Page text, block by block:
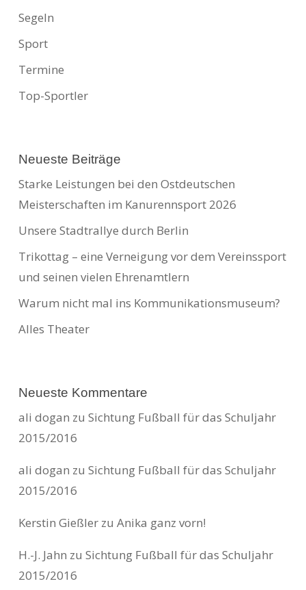
Segeln
Sport
Termine
Top-Sportler
Neueste Beiträge
Starke Leistungen bei den Ostdeutschen
Meisterschaften im Kanurennsport 2026
Unsere Stadtrallye durch Berlin
Trikottag – eine Verneigung vor dem Vereinssport
und seinen vielen Ehrenamtlern
Warum nicht mal ins Kommunikationsmuseum?
Alles Theater
Neueste Kommentare
ali dogan zu Sichtung Fußball für das Schuljahr
2015/2016
ali dogan zu Sichtung Fußball für das Schuljahr
2015/2016
Kerstin Gießlerzu Anika ganz vorn!
H.-J. Jahn zu Sichtung Fußball für das Schuljahr
2015/2016